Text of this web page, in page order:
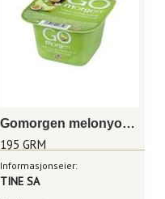
Gomorgen melonyoghurt/müsli 195 g
195 GRM
Informasjonseier:
TINE SA